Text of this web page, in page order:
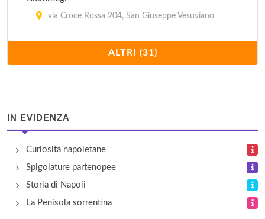
via Croce Rossa 204, San Giuseppe Vesuviano
Calzaturificio Campanile
via Napoli 244, Arzano
viale Della Resistenza 181, Calvizzano
Camiceria Mr. Conte
via Ugo Foscolo 32, Casoria
ALTRI (31)
IN EVIDENZA
Curiosità napoletane
Spigolature partenopee
Storia di Napoli
La Penisola sorrentina